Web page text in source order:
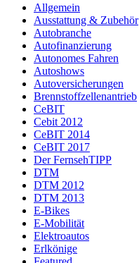
Allgemein
Ausstattung & Zubehör
Autobranche
Autofinanzierung
Autonomes Fahren
Autoshows
Autoversicherungen
Brennstoffzellenantrieb
CeBIT
Cebit 2012
CeBIT 2014
CeBIT 2017
Der FernsehTIPP
DTM
DTM 2012
DTM 2013
E-Bikes
E-Mobilität
Elektroautos
Erlkönige